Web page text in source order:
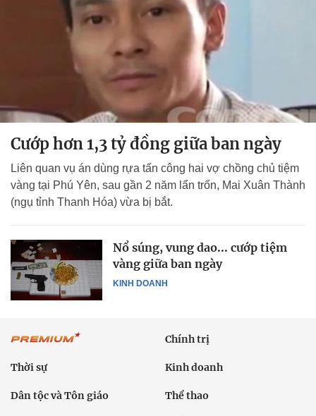
Cướp hơn 1,3 tỷ đồng giữa ban ngày
Liên quan vụ án dùng rựa tấn công hai vợ chồng chủ tiệm
vàng tại Phú Yên, sau gần 2 năm lẩn trốn, Mai Xuân Thành
(ngụ tỉnh Thanh Hóa) vừa bị bắt.
KINH DOANH
Nổ súng, vung dao... cướp tiệm
vàng giữa ban ngày
Chính trị
Thời sự Kinh doanh
Dân tộc và Tôn giáo Thể thao